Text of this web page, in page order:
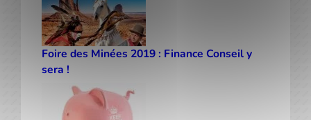
Foire des Minées 2019 : Finance Conseil y
sera !